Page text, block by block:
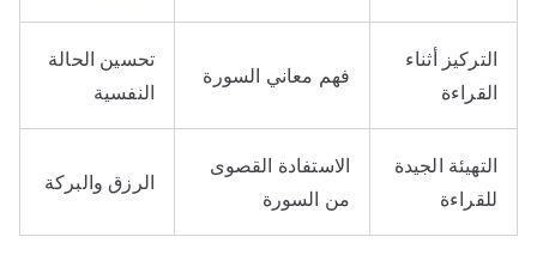
التركيز أثناء
القراءة
فهم معاني السورة
تحسين الحالة
النفسية
التهيئة الجيدة
للقراءة
الاستفادة القصوى
من السورة
الرزق والبركة